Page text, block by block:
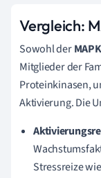
Vergleich:
Sowohl derMAPK
Mitglieder der
Proteinkinasen,
Aktivierung. Die
Stressreize